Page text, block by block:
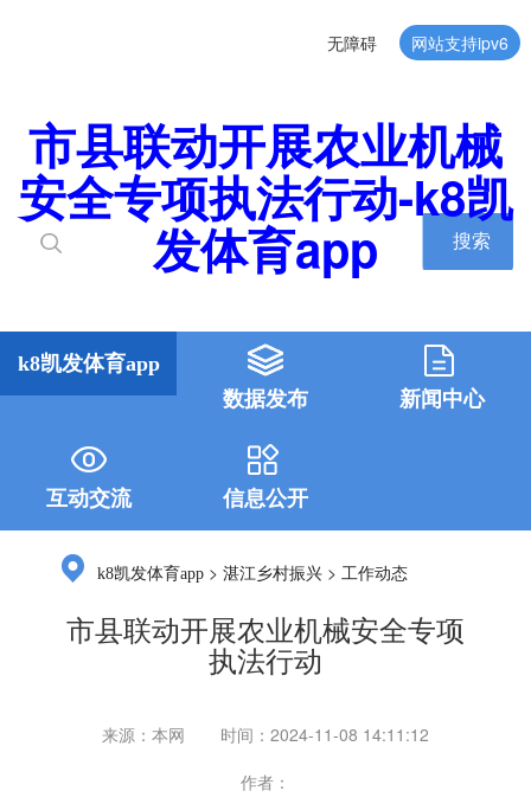
无障碍 网站支持ipv6
市县联动开展农业机械
安全专项执法行动-k8凯
发体育app 搜索
k8凯发体育app
数据发布
新闻中心
互动交流 信息公开
k8凯发体育app >湛江乡村振兴 >工作动态
市县联动开展农业机械安全专项
执法行动
来源：本网
时间：2024-11-08 14:11:12
作者：